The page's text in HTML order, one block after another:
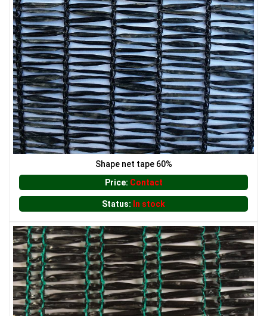
LƯỚI CHẮN ĐỘNG VẬT
LƯỚI XÂY DỰNG
Shape net tape 60%
Price: Contact
Status: In stock